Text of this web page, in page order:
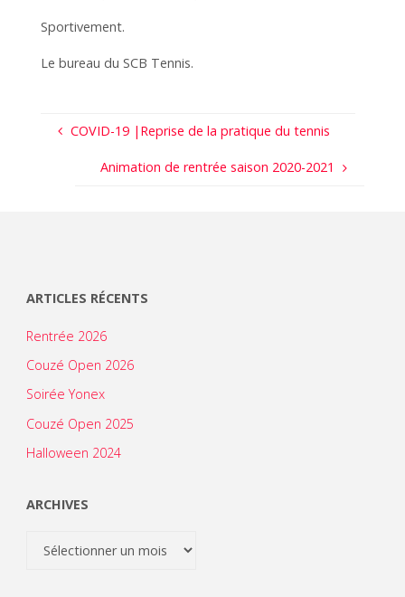
Sportivement.
Le bureau du SCB Tennis.
COVID-19 |Reprise de la pratique du tennis
Animation de rentrée saison 2020-2021
ARTICLES RÉCENTS
Rentrée 2026
Couzé Open 2026
Soirée Yonex
Couzé Open 2025
Halloween 2024
ARCHIVES
Archives